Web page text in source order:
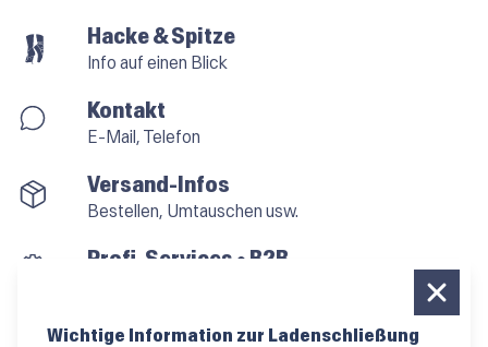
Hacke & Spitze
Info auf einen Blick
Kontakt
E-Mail, Telefon
Versand-Infos
Bestellen, Umtauschen usw.
Profi-Services • B2B
Newsletter bestellen
Wichtige Information zur Ladenschließung